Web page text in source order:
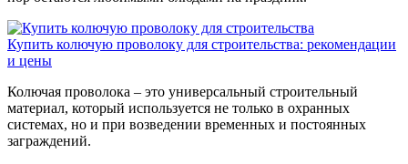
Купить колючую проволоку для строительства: рекомендации
и цены
Колючая проволока – это универсальный строительный
материал, который используется не только в охранных
системах, но и при возведении временных и постоянных
заграждений.